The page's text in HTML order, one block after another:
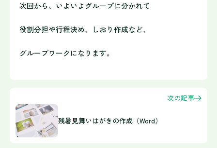
次回から、いよいよグループに分かれて
役割分担や行程決め、しおり作成など、
グループワークになります。
次の記事
残暑見舞いはがきの作成（Word）